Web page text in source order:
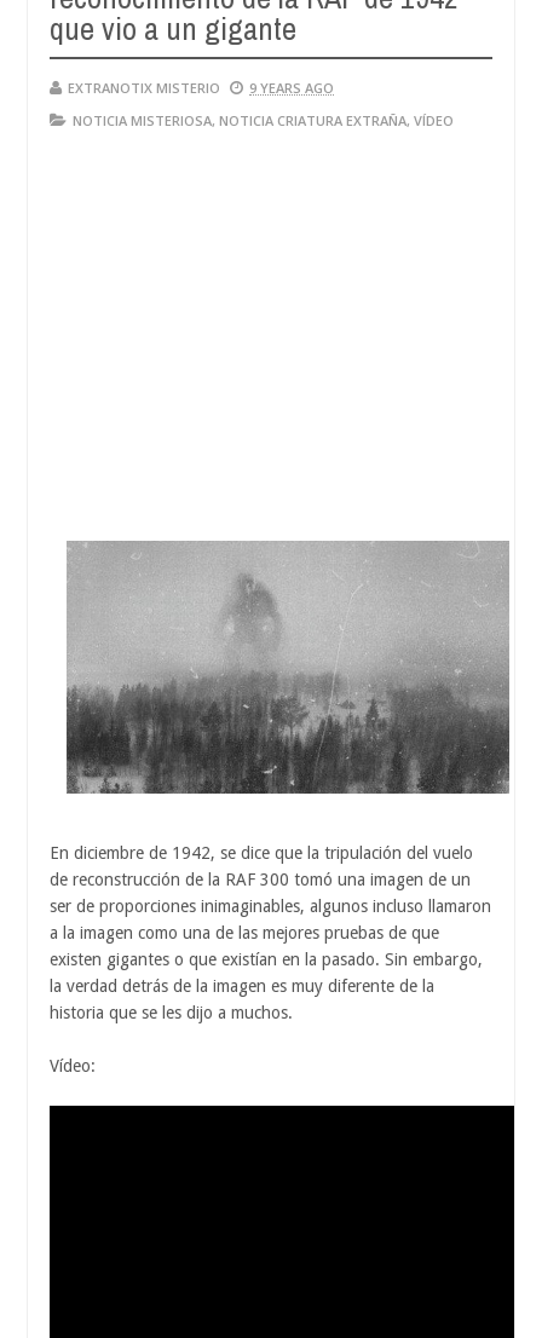
que vio a un gigante
EXTRANOTIX MISTERIO
9 YEARS AGO
NOTICIA MISTERIOSA, NOTICIA CRIATURA EXTRAÑA, VÍDEO
En diciembre de 1942, se dice que la tripulación del vuelo
de reconstrucción de la RAF 300 tomó una imagen de un
ser de proporciones inimaginables, algunos incluso llamaron
a la imagen como una de las mejores pruebas de que
existen gigantes o que existían en la pasado. Sin embargo,
la verdad detrás de la imagen es muy diferente de la
historia que se les dijo a muchos.
Vídeo: